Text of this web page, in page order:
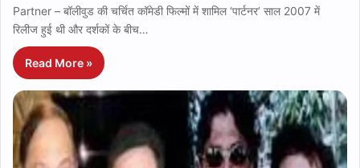
Partner – बॉलीवुड की चर्चित कॉमेडी फिल्मों में शामिल ‘पार्टनर’ साल 2007 में
रिलीज हुई थी और दर्शकों के बीच…
Read More »